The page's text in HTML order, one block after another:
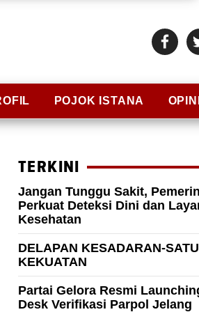
POJOK ISTANA OPINI
TERKINI
Jangan Tunggu Sakit,
Perkuat Deteksi Dini dan
Kesehatan
DELAPAN KESADARAN-SATU
KEKUATAN
Partai Gelora Resmi
Desk Verifikasi Parpol Jelang